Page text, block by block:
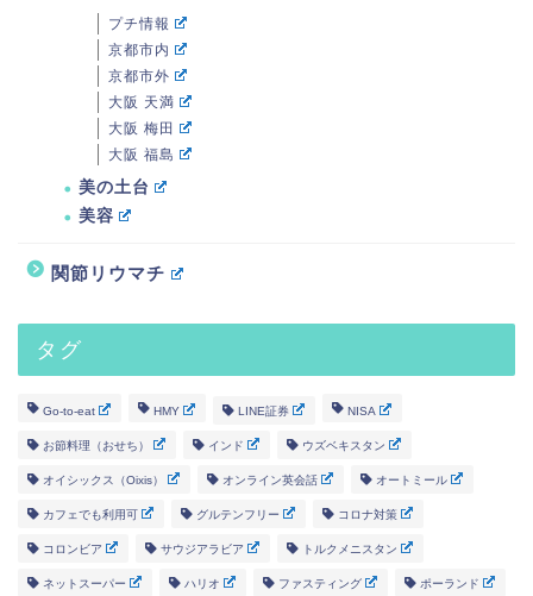
プチ情報
京都市内
京都市外
大阪 天満
大阪 梅田
大阪 福島
美の土台
美容
関節リウマチ
タグ
Go-to-eat HMY LINE証券 NISA
お節料理（おせち） インド ウズベキスタン
オイシックス（Oixis） オンライン英会話 オートミール
カフェでも利用可 グルテンフリー コロナ対策
コロンビア サウジアラビア トルクメニスタン
ネットスーパー ハリオ ファスティング ポーランド